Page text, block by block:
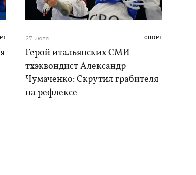
27 июля СПОРТ
Герой итальянских СМИ
тхэквондист Александр
Чумаченко: Скрутил грабителя
на рефлексе